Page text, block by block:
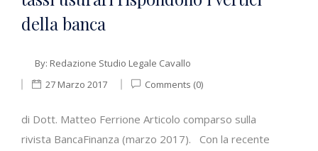
della banca
By: Redazione Studio Legale Cavallo
27 Marzo 2017
Comments (0)
di Dott. Matteo Ferrione Articolo comparso sulla
rivista BancaFinanza (marzo 2017). Con la recente